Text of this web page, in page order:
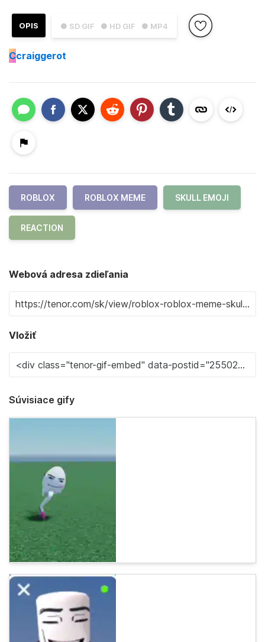
● SD GIF ● HD GIF ● MP4
OPIS
Ccraiggerot
ROBLOX ROBLOX MEME SKULL EMOJI
REACTION
Webová adresa zdieľania
Vložiť
Súvisiace gify